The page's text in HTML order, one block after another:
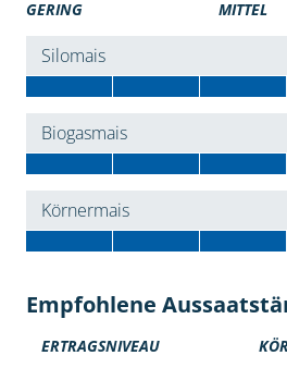
GERING MITTEL
Silomais
Biogasmais
Körnermais
Empfohlene
ERTRAGSNIVEAU